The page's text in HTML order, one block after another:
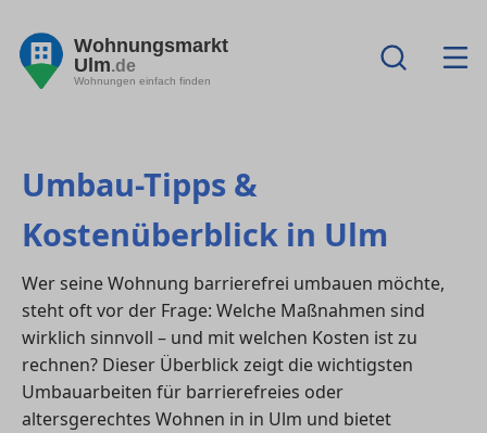
Wohnungsmarkt
Ulm.de
Wohnungen einfach finden
Umbau-Tipps &
Kostenüberblick in Ulm
Wer seine Wohnung barrierefrei umbauen möchte,
steht oft vor der Frage: Welche Maßnahmen sind
wirklich sinnvoll – und mit welchen Kosten ist zu
rechnen? Dieser Überblick zeigt die wichtigsten
Umbauarbeiten für barrierefreies oder
altersgerechtes Wohnen in in Ulm und bietet